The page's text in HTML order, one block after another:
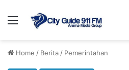
Menu
Home / Berita / Pemerintahan